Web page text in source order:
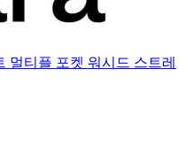
티플 포켓 워시드 스트레